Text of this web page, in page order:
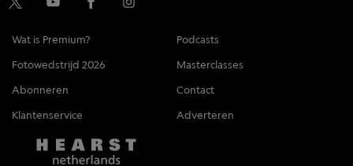
Wat is Premium?
Podcasts
Fotowedstrijd 2026
Masterclasses
Abonneren
Contact
Klantenservice
Adverteren